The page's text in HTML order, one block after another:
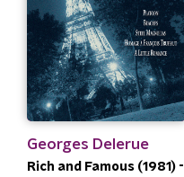
Georges Delerue
Rich and Famous (1981) -